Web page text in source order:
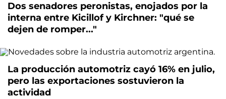
Dos senadores peronistas, enojados por la
interna entre Kicillof y Kirchner: "qué se
dejen de romper..."
La producción automotriz cayó 16% en julio,
pero las exportaciones sostuvieron la
actividad